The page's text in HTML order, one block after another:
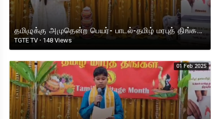
தமிழுக்கு அமுதென்ற பெயர்- பாடல்-தமிழ் மரபுத் திங்கள் கனடா 2025
TGTE TV · 148 Views
01 Feb 2025